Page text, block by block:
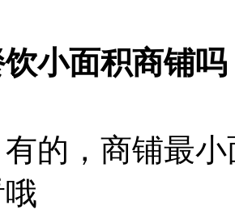
小面积商铺吗
的，商铺最